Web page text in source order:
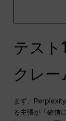
テスト
クレー
まず、
る主張が「確信